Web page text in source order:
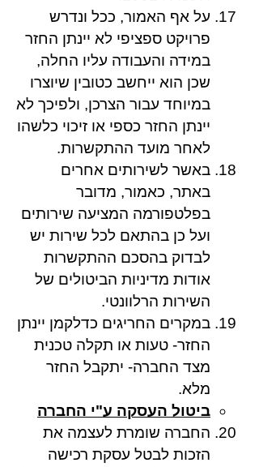
על אף האמור, ככל ונדרש
פרויקט ספציפי לא יינתן החזר
במידה והעבודה עליו החלה,
שכן הוא ייחשב כטובין שיוצרו
במיוחד עבור הצרכן, ולפיכך לא
יינתן החזר כספי או זיכוי כלשהו
לאחר מועד ההתקשרות.
באשר לשירותים אחרים
באתר, כאמור, מדובר
בפלטפורמה המציעה שירותים
ועל כן בהתאם לכל שירות יש
לבדוק בהסכם ההתקשרות
אודות מדיניות הביטולים של
השירות הרלוונטי.
במקרים החריגים כדלקמן יינתן
החזר- טעות או תקלה טכנית
מצד החברה- יתקבל החזר
מלא.
ביטול העסקה ע"י החברה
החברה שומרת לעצמה את
הזכות לבטל עסקת רכישה